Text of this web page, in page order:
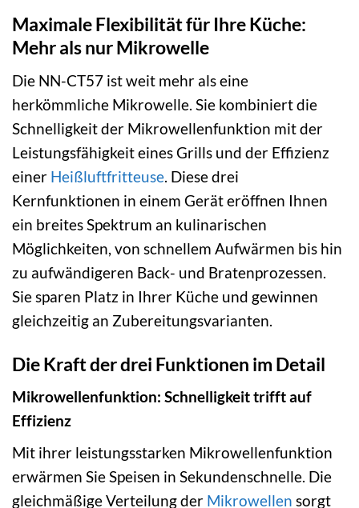
Maximale Flexibilität für Ihre Küche:
Mehr als nur Mikrowelle
Die NN-CT57 ist weit mehr als eine
herkömmliche Mikrowelle. Sie kombiniert die
Schnelligkeit der Mikrowellenfunktion mit der
Leistungsfähigkeit eines Grills und der Effizienz
einer Heißluftfritteuse. Diese drei
Kernfunktionen in einem Gerät eröffnen Ihnen
ein breites Spektrum an kulinarischen
Möglichkeiten, von schnellem Aufwärmen bis hin
zu aufwändigeren Back- und Bratenprozessen.
Sie sparen Platz in Ihrer Küche und gewinnen
gleichzeitig an Zubereitungsvarianten.
Die Kraft der drei Funktionen im Detail
Mikrowellenfunktion: Schnelligkeit trifft auf
Effizienz
Mit ihrer leistungsstarken Mikrowellenfunktion
erwärmen Sie Speisen in Sekundenschnelle. Die
gleichmäßige Verteilung der Mikrowellen sorgt